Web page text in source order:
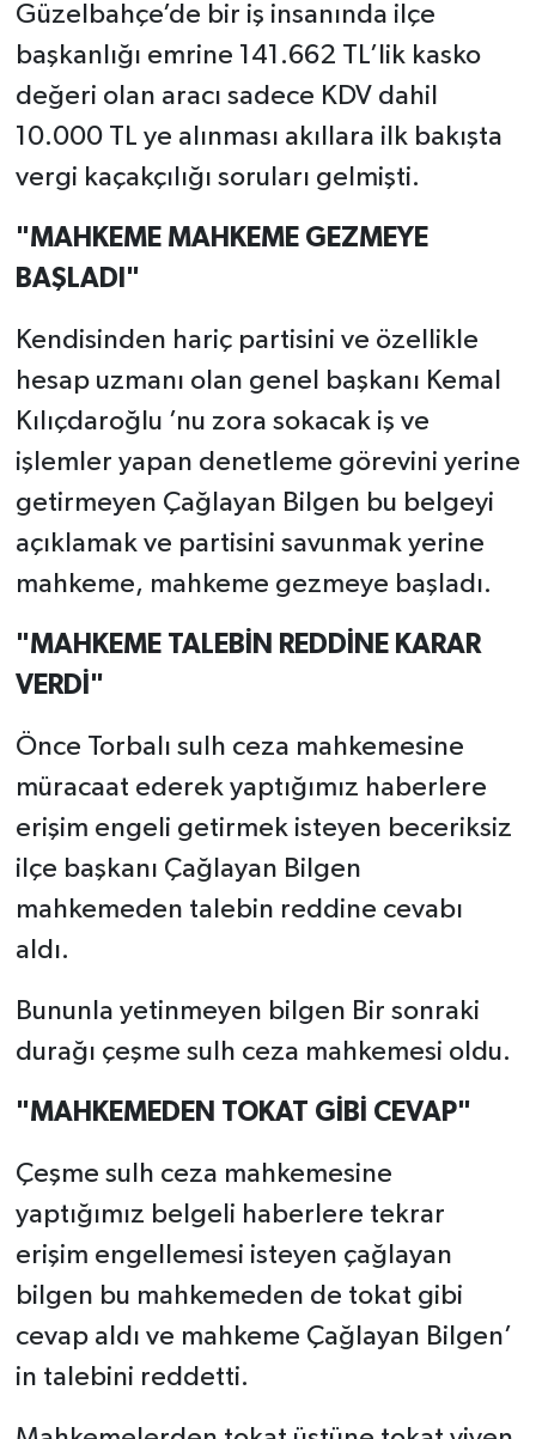
Güzelbahçe’de bir iş insanında ilçe
başkanlığı emrine 141.662 TL’lik kasko
değeri olan aracı sadece KDV dahil
10.000 TL ye alınması akıllara ilk bakışta
vergi kaçakçılığı soruları gelmişti.
"MAHKEME MAHKEME GEZMEYE
BAŞLADI"
Kendisinden hariç partisini ve özellikle
hesap uzmanı olan genel başkanı Kemal
Kılıçdaroğlu ’nu zora sokacak iş ve
işlemler yapan denetleme görevini yerine
getirmeyen Çağlayan Bilgen bu belgeyi
açıklamak ve partisini savunmak yerine
mahkeme, mahkeme gezmeye başladı.
"MAHKEME TALEBİN REDDİNE KARAR
VERDİ"
Önce Torbalı sulh ceza mahkemesine
müracaat ederek yaptığımız haberlere
erişim engeli getirmek isteyen beceriksiz
ilçe başkanı Çağlayan Bilgen
mahkemeden talebin reddine cevabı
aldı.
Bununla yetinmeyen bilgen Bir sonraki
durağı çeşme sulh ceza mahkemesi oldu.
"MAHKEMEDEN TOKAT GİBİ CEVAP"
Çeşme sulh ceza mahkemesine
yaptığımız belgeli haberlere tekrar
erişim engellemesi isteyen çağlayan
bilgen bu mahkemeden de tokat gibi
cevap aldı ve mahkeme Çağlayan Bilgen’
in talebini reddetti.